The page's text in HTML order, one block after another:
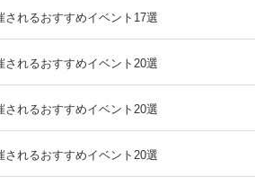
されるおすすめイベント17選
されるおすすめイベント20選
されるおすすめイベント20選
されるおすすめイベント20選